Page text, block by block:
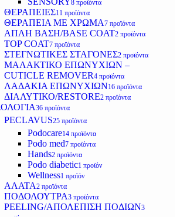
8 προϊόντα
ΘΕΡΑΠΕΙΕΣ11 προϊόντα
ΘΕΡΑΠΕΙΑ ΜΕ ΧΡΩΜΑ7 προϊόντα
ΑΠΛΗ ΒΑΣΗ/BASE COAT2 προϊόντα
TOP COAT7 προϊόντα
ΣΤΕΓΝΩΤΙΚΕΣ ΣΤΑΓΟΝΕΣ2 προϊόντα
ΜΑΛΑΚΤΙΚΟ ΕΠΩΝΥΧΙΩΝ –
CUTICLE REMOVER4 προϊόντα
ΛΑΔΑΚΙΑ ΕΠΩΝΥΧΙΩΝ16 προϊόντα
ΔΙΑΛΥΤΙΚΟ/RESTORE2 προϊόντα
36 προϊόντα
PECLAVUS25 προϊόντα
Podocare14 προϊόντα
Podo med7 προϊόντα
Hands2 προϊόντα
Podo diabetic1 προϊόν
Wellness1 προϊόν
ΑΛΑΤΑ2 προϊόντα
ΠΟΔΟΛΟΥΤΡΑ3 προϊόντα
PEELING/ΑΠΟΛΕΠΙΣΗ ΠΟΔΙΩΝ3